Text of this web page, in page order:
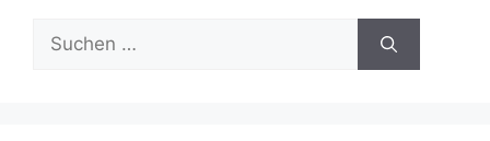
Suche
nach: